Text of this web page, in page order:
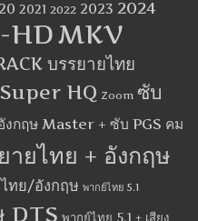
2021 2022 2023 2024
HDMKV
บรรยายไทย
Super HQ Zoom ซับ
งกฤษ Master + ซับ PGS คม
ายไทย + อังกฤษ
ทย/อังกฤษ พากย์ไทย 5.1
DTS พากย์ไทย 5.1 + เสียง